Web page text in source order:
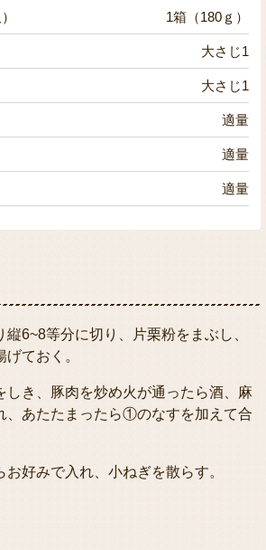
1箱（180ｇ）
大さじ1
大さじ1
適量
適量
適量
縦6~8等分に切り、片栗粉をまぶし、
ておく。
しき、豚肉を炒め火が通ったら酒、麻
、あたたまったら①のなすを加えて合
お好みで入れ、小ねぎを散らす。